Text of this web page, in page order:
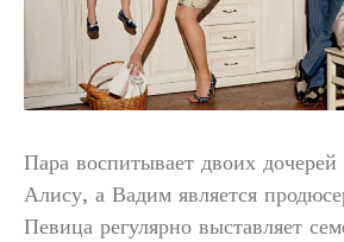
Пара воспитывает двоих
Алису, а Вадим является
Певица регулярно выставляет